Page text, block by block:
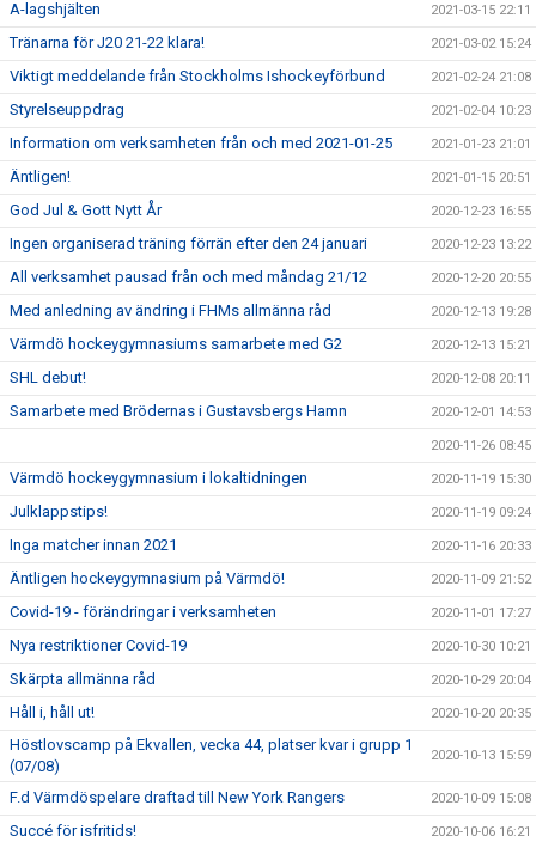
A-lagshjälten 2021-03-15 22:11
Tränarna för J20 21-22 klara! 2021-03-02 15:24
Viktigt meddelande från Stockholms Ishockeyförbund 2021-02-24 21:08
Styrelseuppdrag 2021-02-04 10:23
Information om verksamheten från och med 2021-01-25 2021-01-23 21:01
Äntligen! 2021-01-15 20:51
God Jul & Gott Nytt År 2020-12-23 16:55
Ingen organiserad träning förrän efter den 24 januari 2020-12-23 13:22
All verksamhet pausad från och med måndag 21/12 2020-12-20 20:55
Med anledning av ändring i FHMs allmänna råd 2020-12-13 19:28
Värmdö hockeygymnasiums samarbete med G2 2020-12-13 15:21
SHL debut! 2020-12-08 20:11
Samarbete med Brödernas i Gustavsbergs Hamn 2020-12-01 14:53
2020-11-26 08:45
Värmdö hockeygymnasium i lokaltidningen 2020-11-19 15:30
Julklappstips! 2020-11-19 09:24
Inga matcher innan 2021 2020-11-16 20:33
Äntligen hockeygymnasium på Värmdö! 2020-11-09 21:52
Covid-19 - förändringar i verksamheten 2020-11-01 17:27
Nya restriktioner Covid-19 2020-10-30 10:21
Skärpta allmänna råd 2020-10-29 20:04
Håll i, håll ut! 2020-10-20 20:35
Höstlovscamp på Ekvallen, vecka 44, platser kvar i grupp 1
(07/08)
2020-10-13 15:59
F.d Värmdöspelare draftad till New York Rangers 2020-10-09 15:08
Succé för isfritids! 2020-10-06 16:21